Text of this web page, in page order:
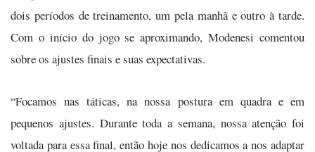
dois períodos de treinamento, um pela manhã e outro à tarde.
Com o início do jogo se aproximando, Modenesi comentou
sobre os ajustes finais e suas expectativas.
“Focamos nas táticas, na nossa postura em quadra e em
pequenos ajustes. Durante toda a semana, nossa atenção foi
voltada para essa final, então hoje nos dedicamos a nos adaptar